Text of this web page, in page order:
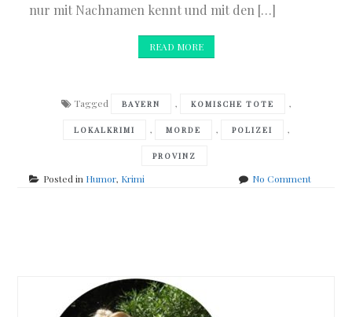
nur mit Nachnamen kennt und mit den […]
READ MORE
Tagged BAYERN , KOMISCHE TOTE ,
LOKALKRIMI , MORDE , POLIZEI ,
PROVINZ
Posted in Humor, Krimi No Commenton
navigation